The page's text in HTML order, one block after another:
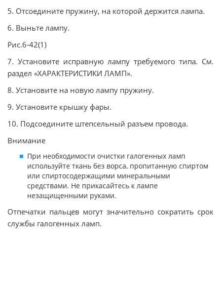
5. Отсоедините пружину, на которой держится лампа.
6. Выньте лампу.
Рис.6-42(1)
7. Установите исправную лампу требуемого типа. См.
раздел «ХАРАКТЕРИСТИКИ ЛАМП».
8. Установите на новую лампу пружину.
9. Установите крышку фары.
10. Подсоедините штепсельный разъем провода.
Внимание
При необходимости очистки галогенных ламп
используйте ткань без ворса, пропитанную спиртом
или спиртосодержащими минеральными
средствами. Не прикасайтесь к лампе
незащищенными руками.
Отпечатки пальцев могут значительно сократить срок
службы галогенных ламп.